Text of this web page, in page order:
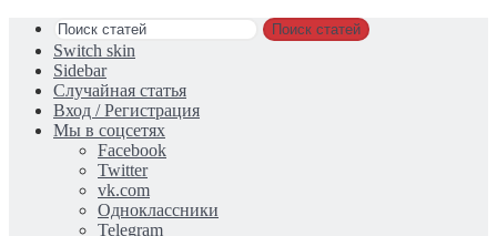
Поиск статей
Switch skin
Sidebar
Случайная статья
Вход / Регистрация
Мы в соцсетях
Facebook
Twitter
vk.com
Одноклассники
Telegram